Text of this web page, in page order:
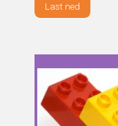
Last ned